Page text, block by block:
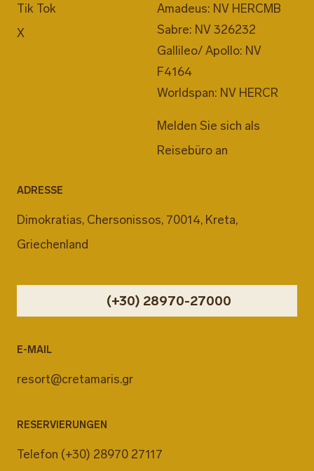
Tik Tok
X
Amadeus: NV HERCMB
Sabre: NV 326232
Gallileo/ Apollo: NV
F4164
Worldspan: NV HERCR
Melden Sie sich als
Reisebüro an
ADRESSE
Dimokratias, Chersonissos, 70014, Kreta,
Griechenland
(+30) 28970-27000
E-MAIL
resort@cretamaris.gr
RESERVIERUNGEN
Telefon (+30) 28970 27117